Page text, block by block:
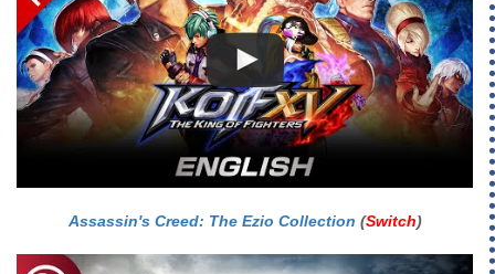
Assassin's Creed: The Ezio Collection (Switch)